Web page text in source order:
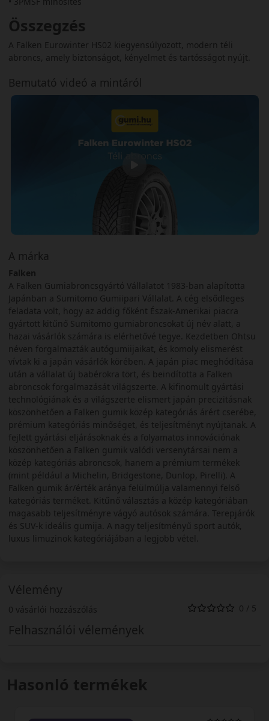
Összegzés
A Falken Eurowinter HS02 kiegyensúlyozott, modern téli
abroncs, amely biztonságot, kényelmet és tartósságot nyújt.
Bemutató videó a mintáról
A márka
Falken
A Falken Gumiabroncsgyártó Vállalatot 1983-ban alapította
Japánban a Sumitomo Gumiipari Vállalat. A cég elsődleges
feladata volt, hogy az addig főként Észak-Amerikai piacra
gyártott kitűnő Sumitomo gumiabroncsokat új név alatt, a
hazai vásárlók számára is elérhetővé tegye. Kezdetben Ohtsu
néven forgalmazták autógumiijaikat, és komoly elismerést
vívtak ki a japán vásárlók körében. A japán piac meghódítása
után a vállalat új babérokra tört, és beindította a Falken
abroncsok forgalmazását világszerte. A kifinomult gyártási
technológiának és a világszerte elismert japán precizitásnak
köszönhetően a Falken gumik közép kategóriás árért cserébe,
prémium kategóriás minőséget, és teljesítményt nyújtanak. A
fejlett gyártási eljárásoknak és a folyamatos innovációnak
köszönhetően a Falken gumik valódi versenytársai nem a
közép kategóriás abroncsok, hanem a prémium termékek
(mint például a Michelin, Bridgestone, Dunlop, Pirelli). A
Falken gumik ár/érték aránya felülmúlja valamennyi felső
kategóriás terméket. Kitűnő választás a közép kategóriában
magasabb teljesítményre vágyó autósok számára. Terepjárók
és SUV-k ideális gumija. A nagy teljesítményű sport autók,
luxus limuzinok kategóriájában a legjobb vétel.
Vélemény
0 vásárlói hozzászólás 0 / 5
Felhasználói vélemények
Hasonló termékek